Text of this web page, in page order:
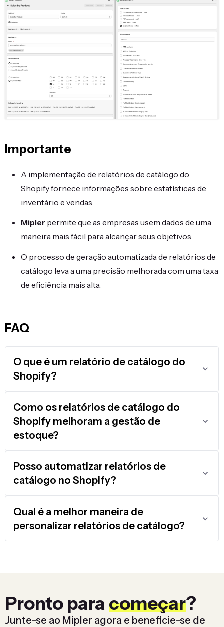
Importante
A implementação de relatórios de catálogo do
Shopify fornece informações sobre estatísticas de
inventário e vendas.
Mipler permite que as empresas usem dados de uma
maneira mais fácil para alcançar seus objetivos.
O processo de geração automatizada de relatórios de
catálogo leva a uma precisão melhorada com uma taxa
de eficiência mais alta.
FAQ
O que é um relatório de catálogo do
Shopify?
Como os relatórios de catálogo do
Shopify melhoram a gestão de
estoque?
Posso automatizar relatórios de
catálogo no Shopify?
Qual é a melhor maneira de
personalizar relatórios de catálogo?
Pronto para começar?
Junte-se ao Mipler agora e beneficie-se de